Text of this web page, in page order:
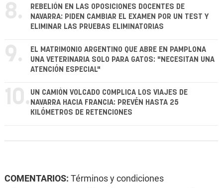
8.
REBELIÓN EN LAS OPOSICIONES DOCENTES DE
NAVARRA: PIDEN CAMBIAR EL EXAMEN POR UN TEST Y
ELIMINAR LAS PRUEBAS ELIMINATORIAS
9.
EL MATRIMONIO ARGENTINO QUE ABRE EN PAMPLONA
UNA VETERINARIA SOLO PARA GATOS: "NECESITAN UNA
ATENCIÓN ESPECIAL"
10. UN CAMIÓN VOLCADO COMPLICA LOS VIAJES DE
NAVARRA HACIA FRANCIA: PREVÉN HASTA 25
KILÓMETROS DE RETENCIONES
COMENTARIOS: Términos y condiciones